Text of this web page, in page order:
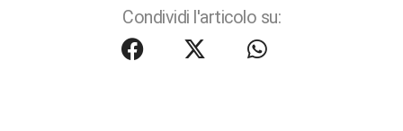
Condividi l'articolo su: